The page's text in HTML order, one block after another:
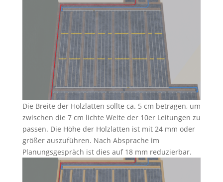
Die Breite der Holzlatten sollte ca. 5 cm betragen, um
zwischen die 7 cm lichte Weite der 10er Leitungen zu
passen. Die Höhe der Holzlatten ist mit 24 mm oder
größer auszuführen. Nach Absprache im
Planungsgespräch ist dies auf 18 mm reduzierbar.